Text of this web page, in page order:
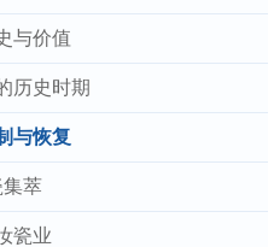
与价值
历史时期
与恢复
萃
瓷业